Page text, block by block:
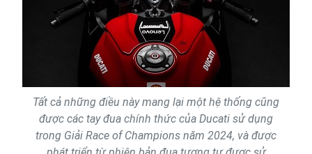
Tất cả những điều này mang lại một hệ thống cũng
được các tay đua chính thức của Ducati sử dụng
trong Giải Race of Champions năm 2024, và được